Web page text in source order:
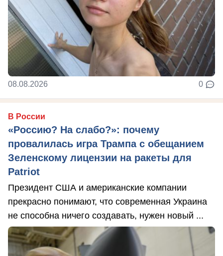
08.08.2026 0
В России
«Россию? На слабо?»: почему
провалилась игра Трампа с обещанием
Зеленскому лицензии на ракеты для
Patriot
Президент США и американские компании
прекрасно понимают, что современная Украина
не способна ничего создавать, нужен новый ...